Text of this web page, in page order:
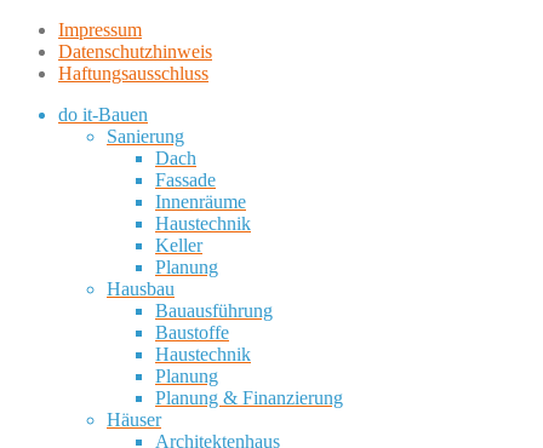
Impressum
Datenschutzhinweis
Haftungsausschluss
do it-Bauen
Sanierung
Dach
Fassade
Innenräume
Haustechnik
Keller
Planung
Hausbau
Bauausführung
Baustoffe
Haustechnik
Planung
Planung & Finanzierung
Häuser
Architektenhaus